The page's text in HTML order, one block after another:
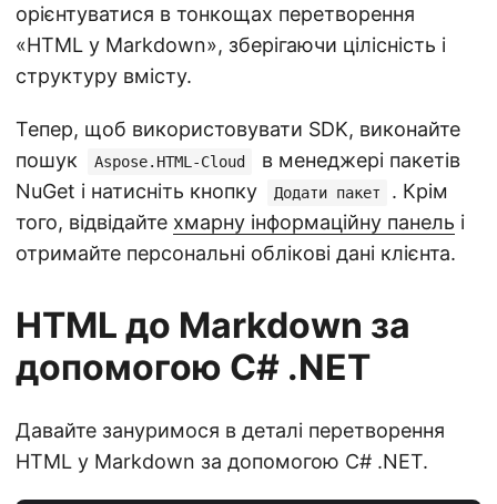
орієнтуватися в тонкощах перетворення
«HTML у Markdown», зберігаючи цілісність і
структуру вмісту.
Тепер, щоб використовувати SDK, виконайте
пошук
Aspose.HTML-Cloud
в менеджері пакетів
NuGet і натисніть кнопку
Додати пакет
. Крім
того, відвідайте хмарну інформаційну панель і
отримайте персональні облікові дані клієнта.
HTML до Markdown за
допомогою C# .NET
Давайте зануримося в деталі перетворення
HTML у Markdown за допомогою C# .NET.